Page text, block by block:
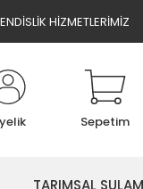
HİZMETLERİMİZ
Sepetim
TARIMSAL